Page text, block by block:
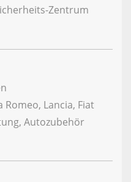
Zentrum
Lancia, Fiat
Autozubehör